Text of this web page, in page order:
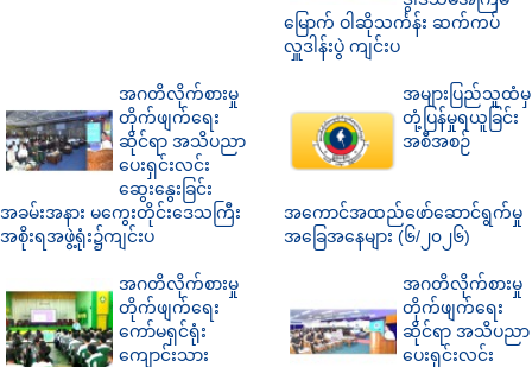
မြောက် ဝါဆိုသင်္ကန်း ဆက်ကပ်
လှူဒါန်းပွဲ ကျင်းပ
အဂတိလိုက်စားမှု
တိုက်ဖျက်ရေး
ဆိုင်ရာ အသိပညာ
ပေးရှင်းလင်း
ဆွေးနွေးခြင်း
အခမ်းအနား မကွေးတိုင်းဒေသကြီး
အစိုးရအဖွဲ့ရုံး၌ကျင်းပ
အများပြည်သူထံမှ
တုံ့ပြန်မှုရယူခြင်း
အစီအစဉ်
အကောင်အထည်ဖော်ဆောင်ရွက်မှု
အခြေအနေများ (၆/၂၀၂၆)
အဂတိလိုက်စားမှု
တိုက်ဖျက်ရေး
ကော်မရှင်ရုံး
ကျောင်းသား
အဂတိလိုက်စားမှု
တိုက်ဖျက်ရေး
ဆိုင်ရာ အသိပညာ
ပေးရှင်းလင်း